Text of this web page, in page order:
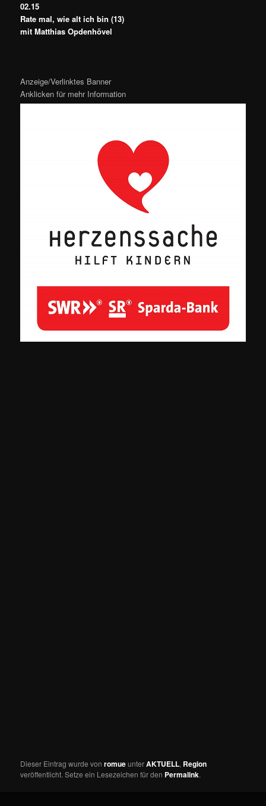
02.15
Rate mal, wie alt ich bin (13)
mit Matthias Opdenhövel
Anzeige/Verlinktes Banner
Anklicken für mehr Information
Dieser Eintrag wurde vonromueunterAKTUELL, Region
veröffentlicht. Setze ein Lesezeichen für den Permalink.